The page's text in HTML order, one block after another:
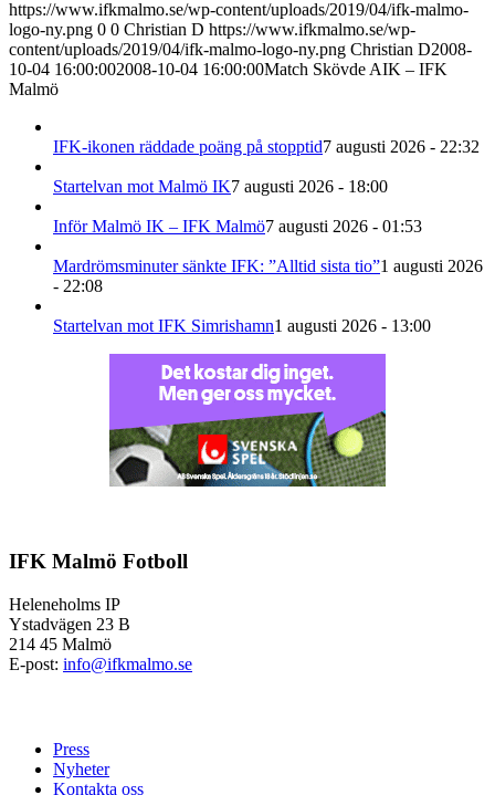
https://www.ifkmalmo.se/wp-content/uploads/2019/04/ifk-malmo-
logo-ny.png 0 0 Christian D https://www.ifkmalmo.se/wp-
content/uploads/2019/04/ifk-malmo-logo-ny.png Christian D2008-
10-04 16:00:002008-10-04 16:00:00Match Skövde AIK – IFK
Malmö
IFK-ikonen räddade poäng på stopptid7 augusti 2026 - 22:32
Startelvan mot Malmö IK7 augusti 2026 - 18:00
Inför Malmö IK – IFK Malmö7 augusti 2026 - 01:53
Mardrömsminuter sänkte IFK: ”Alltid sista tio”1 augusti 2026
- 22:08
Startelvan mot IFK Simrishamn1 augusti 2026 - 13:00
IFK Malmö Fotboll
Heleneholms IP
Ystadvägen 23 B
214 45 Malmö
E-post: info@ifkmalmo.se
Press
Nyheter
Kontakta oss